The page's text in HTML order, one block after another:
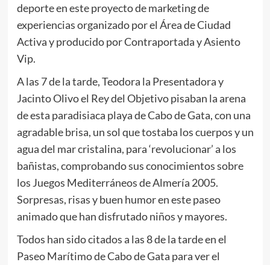
deporte en este proyecto de marketing de
experiencias organizado por el Área de Ciudad
Activa y producido por Contraportada y Asiento
Vip.
A las 7 de la tarde, Teodora la Presentadora y
Jacinto Olivo el Rey del Objetivo pisaban la arena
de esta paradisiaca playa de Cabo de Gata, con una
agradable brisa, un sol que tostaba los cuerpos y un
agua del mar cristalina, para ‘revolucionar’ a los
bañistas, comprobando sus conocimientos sobre
los Juegos Mediterráneos de Almería 2005.
Sorpresas, risas y buen humor en este paseo
animado que han disfrutado niños y mayores.
Todos han sido citados a las 8 de la tarde en el
Paseo Marítimo de Cabo de Gata para ver el